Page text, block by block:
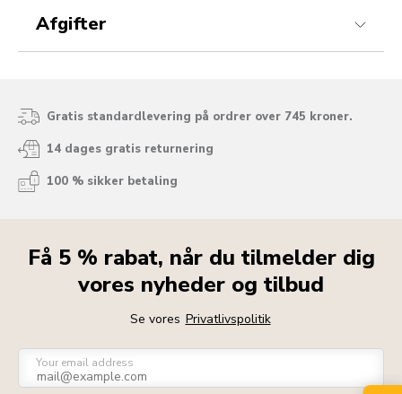
Afgifter
Gratis standardlevering på ordrer over 745 kroner.
14 dages gratis returnering
100 % sikker betaling
Få 5 % rabat, når du tilmelder dig
vores nyheder og tilbud
Se vores Privatlivspolitik
Your email address